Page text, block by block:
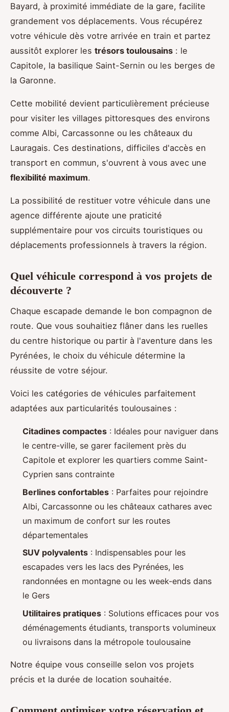
Bayard, à proximité immédiate de la gare, facilite
grandement vos déplacements. Vous récupérez
votre véhicule dès votre arrivée en train et partez
aussitôt explorer les trésors toulousains : le
Capitole, la basilique Saint-Sernin ou les berges de
la Garonne.
Cette mobilité devient particulièrement précieuse
pour visiter les villages pittoresques des environs
comme Albi, Carcassonne ou les châteaux du
Lauragais. Ces destinations, difficiles d'accès en
transport en commun, s'ouvrent à vous avec une
flexibilité maximum.
La possibilité de restituer votre véhicule dans une
agence différente ajoute une praticité
supplémentaire pour vos circuits touristiques ou
déplacements professionnels à travers la région.
Quel véhicule correspond à vos projets de
découverte ?
Chaque escapade demande le bon compagnon de
route. Que vous souhaitiez flâner dans les ruelles
du centre historique ou partir à l'aventure dans les
Pyrénées, le choix du véhicule détermine la
réussite de votre séjour.
Voici les catégories de véhicules parfaitement
adaptées aux particularités toulousaines :
Citadines compactes : Idéales pour naviguer dans
le centre-ville, se garer facilement près du
Capitole et explorer les quartiers comme Saint-
Cyprien sans contrainte
Berlines confortables : Parfaites pour rejoindre
Albi, Carcassonne ou les châteaux cathares avec
un maximum de confort sur les routes
départementales
SUV polyvalents : Indispensables pour les
escapades vers les lacs des Pyrénées, les
randonnées en montagne ou les week-ends dans
le Gers
Utilitaires pratiques : Solutions efficaces pour vos
déménagements étudiants, transports volumineux
ou livraisons dans la métropole toulousaine
Notre équipe vous conseille selon vos projets
précis et la durée de location souhaitée.